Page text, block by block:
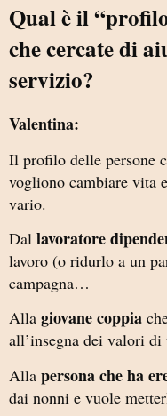
Qual è il
che cercate di
servizio?
Valentina:
Il profilo delle persone
vogliono cambiare vita
vario.
Dal lavoratore
lavoro (o ridurlo a un
campagna…
Alla giovane coppia
all’insegna dei valori
Alla persona che ha
dai nonni e vuole